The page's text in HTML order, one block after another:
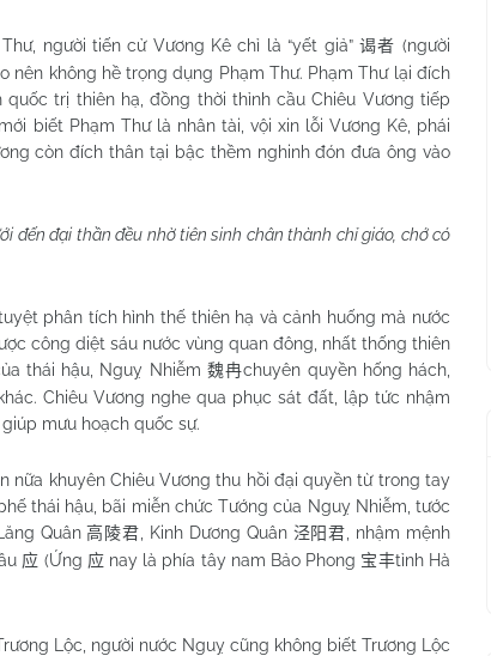
người tiến cử Vương Kê chỉ là “yết giả” 谒者 (người
không hề trọng dụng Phạm Thư. Phạm Thư lại đích
trị thiên hạ, đồng thời thỉnh cầu Chiêu Vương tiếp
biết Phạm Thư là nhân tài, vội xin lỗi Vương Kê, phái
còn đích thân tại bậc thềm nghinh đón đưa ông vào
đến đại thần đều nhờ tiên sinh chân thành chỉ giáo, chớ có
phân tích hình thế thiên hạ và cảnh huống mà nước
công diệt sáu nước vùng quan đông, nhất thống thiên
thái hậu, Nguỵ Nhiễm 魏冉chuyên quyền hống hách,
Chiêu Vương nghe qua phục sát đất, lập tức nhậm
mưu hoạch quốc sự.
nữa khuyên Chiêu Vương thu hồi đại quyền từ trong tay
thái hậu, bãi miễn chức Tướng của Nguỵ Nhiễm, tước
Quân高陵君 , Kinh Dương Quân 泾阳君
, nhậm mệnh
应 (Ứng 应nay là phía tây nam Bảo Phong 宝丰tỉnh Hà
Lộc, người nước Nguỵ cũng không biết Trương Lộc